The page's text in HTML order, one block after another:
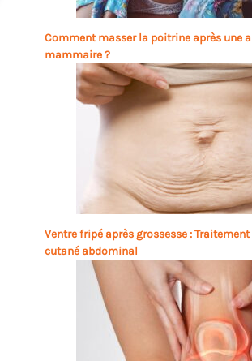
Comment masser la poitrine après une
mammaire ?
Ventre fripé après grossesse :
cutané abdominal